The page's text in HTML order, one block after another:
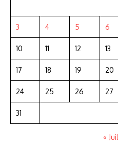
3 4 5 6
10 11 12 13
17 18 19 20
24 25 26 27
31
« Juil